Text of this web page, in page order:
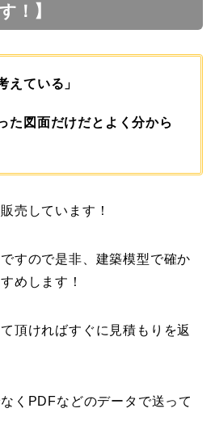
！】
えている」
た図面だけだとよく分から
売しています！
すので是非、建築模型で確か
めします！
頂ければすぐに見積もりを返
くPDFなどのデータで送って